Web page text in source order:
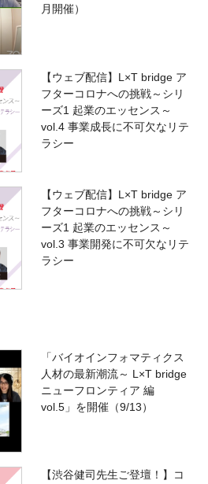
月開催）
【ウェブ配信】L×T bridge ア
フターコロナへの挑戦～シリ
ーズ1 起業のエッセンス～
vol.4 事業成長に不可欠なリテ
ラシー
【ウェブ配信】L×T bridge ア
フターコロナへの挑戦～シリ
ーズ1 起業のエッセンス～
vol.3 事業開発に不可欠なリテ
ラシー
「バイオインフォマティクス
人材の最新潮流～ L×T bridge
ニューフロンティア 編
vol.5」を開催（9/13）
【渋谷健司先生ご登壇！】コ